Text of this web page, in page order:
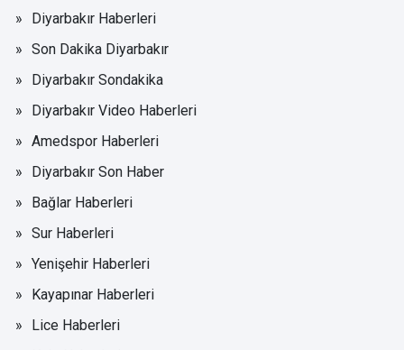
Diyarbakır Haberleri
Son Dakika Diyarbakır
Diyarbakır Sondakika
Diyarbakır Video Haberleri
Amedspor Haberleri
Diyarbakır Son Haber
Bağlar Haberleri
Sur Haberleri
Yenişehir Haberleri
Kayapınar Haberleri
Lice Haberleri